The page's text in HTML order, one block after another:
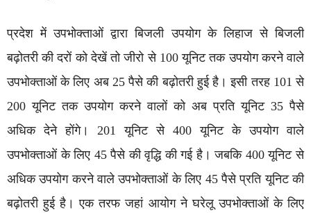
प्रदेश में उपभोक्ताओं द्वारा बिजली उपयोग के लिहाज से बिजली
बढ़ोतरी की दरों को देखें तो जीरो से 100 यूनिट तक उपयोग करने वाले
उपभोक्ताओं के लिए अब 25 पैसे की बढ़ोतरी हुई है। इसी तरह 101 से
200 यूनिट तक उपयोग करने वालों को अब प्रति यूनिट 35 पैसे
अधिक देने होंगे। 201 यूनिट से 400 यूनिट के उपयोग वाले
उपभोक्ताओं के लिए 45 पैसे की वृद्धि की गई है। जबकि 400 यूनिट से
अधिक उपयोग करने वाले उपभोक्ताओं के लिए 45 पैसे प्रति यूनिट की
बढ़ोतरी हुई है। एक तरफ जहां आयोग ने घरेलू उपभोक्ताओं के लिए